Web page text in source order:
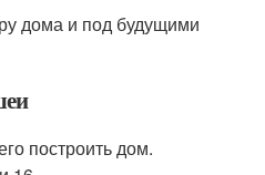
дома и под будущими